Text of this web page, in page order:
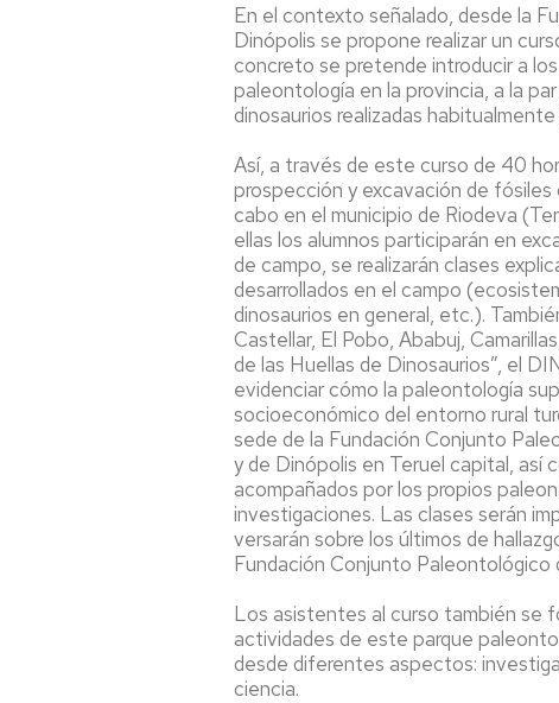
En el contexto señalado, desde la
Dinópolis se propone realizar un
concreto se pretende introducir a
paleontología en la provincia, a la
dinosaurios realizadas
Así, a través de este curso de 40
prospección y excavación de
cabo en el municipio de Riodeva
ellas los alumnos participarán en
de campo, se realizarán clases
desarrollados en el campo
dinosaurios en general, etc.).
Castellar, El Pobo, Ababuj,
de las Huellas de Dinosaurios”, el
evidenciar cómo la paleontología
socioeconómico del entorno rural
sede de la Fundación Conjunto
y de Dinópolis en Teruel capital, así
acompañados por los propios
investigaciones. Las clases serán
versarán sobre los últimos de
Fundación Conjunto
Los asistentes al curso también se
actividades de este parque
desde diferentes aspectos:
ciencia.